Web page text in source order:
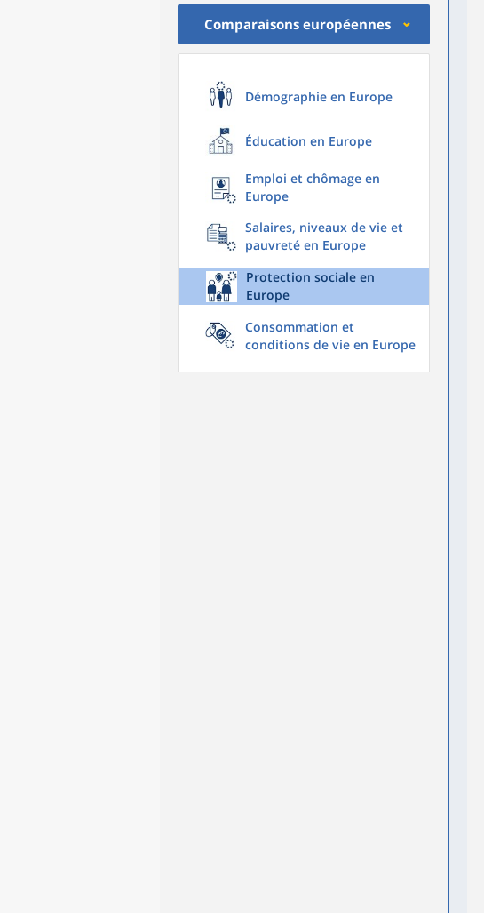
Comparaisons européennes
Démographie en Europe
Éducation en Europe
Emploi et chômage en
Europe
Salaires, niveaux de vie et
pauvreté en Europe
Protection sociale en
Europe
Consommation et
conditions de vie en Europe